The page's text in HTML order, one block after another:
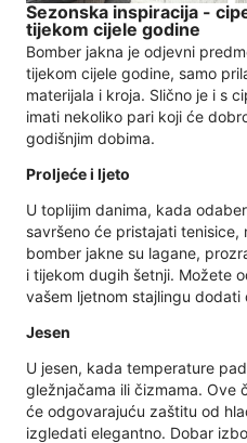
Sezonska inspiracija -
tijekom cijele godine
Bomber jakna je odjevni
tijekom cijele godine, samo
materijala i kroja. Slično je i s
imati nekoliko pari koji će
godišnjim dobima.
Proljeće i ljeto
U toplijim danima, kada
savršeno će pristajati tenisice,
bomber jakne su lagane,
i tijekom dugih šetnji. Možete
vašem ljetnom stajlingu dodati
Jesen
U jesen, kada temperature
gležnjačama ili čizmama. Ove
će odgovarajuću zaštitu od
izgledati elegantno. Dobar